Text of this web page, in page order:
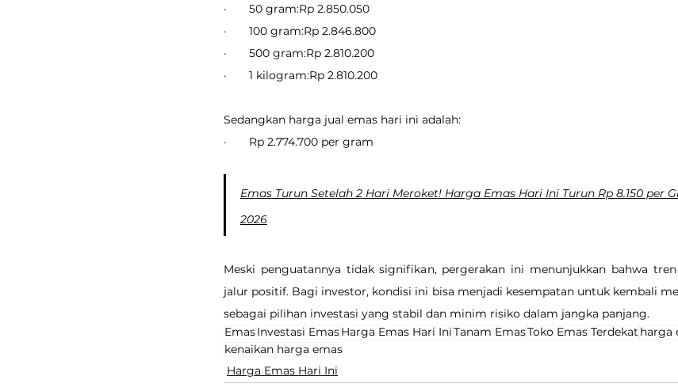
·       50 gram:Rp 2.850.050
·       100 gram:Rp 2.846.800
·       500 gram:Rp 2.810.200
·       1 kilogram:Rp 2.810.200
Sedangkan harga jual emas hari ini adalah:
·       Rp 2.774.700 per gram
Emas Turun Setelah 2 Hari Meroket! Harga Emas Hari Ini Turun Rp 8.150 per
2026
Meski penguatannya tidak signifikan, pergerakan ini menunjukkan bahwa
jalur positif. Bagi investor, kondisi ini bisa menjadi kesempatan untuk kembali
sebagai pilihan investasi yang stabil dan minim risiko dalam jangka panjang.
EmasInvestasi EmasHarga Emas Hari IniTanam EmasToko Emas Terdekat harga
kenaikan harga emas
Harga Emas Hari Ini